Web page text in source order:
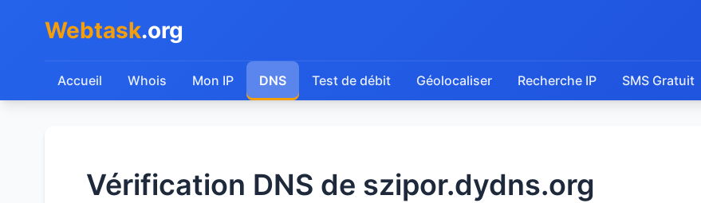
Webtask.org
Accueil Whois Mon IP DNS Test de débit Géolocaliser Recherche IP SMS Gratuit
Vérification DNS de szipor.dydns.org